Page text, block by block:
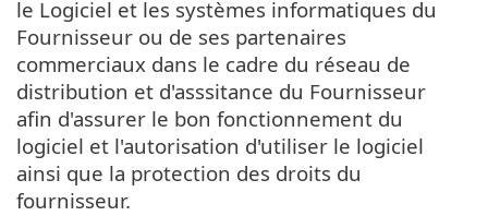
le Logiciel et les systèmes informatiques du
Fournisseur ou de ses partenaires
commerciaux dans le cadre du réseau de
distribution et d'asssitance du Fournisseur
afin d'assurer le bon fonctionnement du
logiciel et l'autorisation d'utiliser le logiciel
ainsi que la protection des droits du
fournisseur.